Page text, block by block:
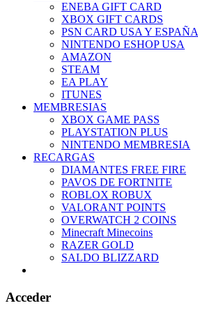
ENEBA GIFT CARD
XBOX GIFT CARDS
PSN CARD USA Y ESPAÑA
NINTENDO ESHOP USA
AMAZON
STEAM
EA PLAY
ITUNES
MEMBRESIAS
XBOX GAME PASS
PLAYSTATION PLUS
NINTENDO MEMBRESIA
RECARGAS
DIAMANTES FREE FIRE
PAVOS DE FORTNITE
ROBLOX ROBUX
VALORANT POINTS
OVERWATCH 2 COINS
Minecraft Minecoins
RAZER GOLD
SALDO BLIZZARD
Acceder